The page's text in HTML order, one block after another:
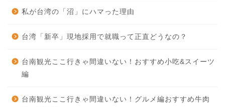
私が台湾の「沼」にハマった理由
台湾「新卒」現地採用で就職って正直どうなの？
台南観光ここ行きゃ間違いない！おすすめ小吃&スイーツ
編
台南観光ここ行きゃ間違いない！グルメ編おすすめ牛肉